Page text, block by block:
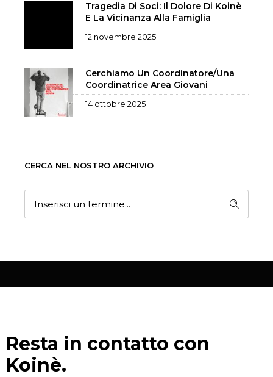
Tragedia Di Soci: Il Dolore Di Koinè
E La Vicinanza Alla Famiglia
12 novembre 2025
Cerchiamo Un Coordinatore/una
Coordinatrice Area Giovani
14 ottobre 2025
CERCA NEL NOSTRO ARCHIVIO
Resta in contatto con
Koinè.